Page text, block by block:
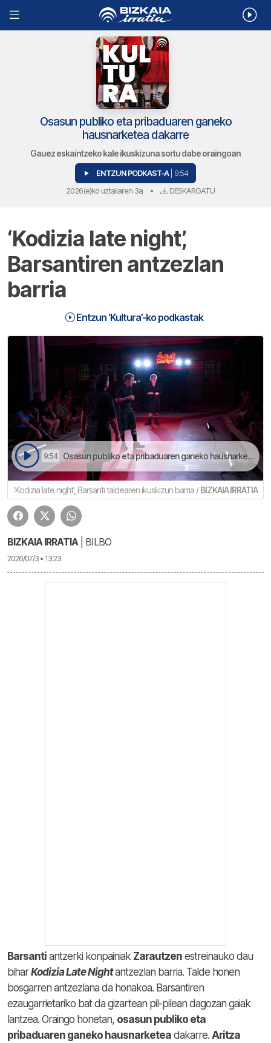
Osasun publiko eta pribaduaren ganeko
hausnarketea dakarre
Gauez eskaintzeko kale ikuskizuna sortu dabe oraingoan
ENTZUN PODKAST-A | 9:54
2026(e)ko uztailaren 3a • DESKARGATU
‘Kodizia late night’,
Barsantiren antzezlan
barria
Entzun ‘Kultura’-ko podkastak
9:54 Osasun publiko eta pribaduaren ganeko hausnarketea dakarre | Kultura
'Kodizia late night', Barsanti taldearen ikuskizun barria /BIZKAIA IRRATIA
BIZKAIA IRRATIA | BILBO
2026/07/3 • 13:23
Barsanti antzerki konpainiak Zarautzen estreinauko dau
biharKodizia Late Nightantzezlan barria. Talde honen
bosgarren antzezlana da honakoa. Barsantiren
ezaugarrietariko bat da gizartean pil-pilean dagozan gaiak
lantzea. Oraingo honetan, osasun publiko eta
pribaduaren ganeko hausnarketea dakarre. Aritza